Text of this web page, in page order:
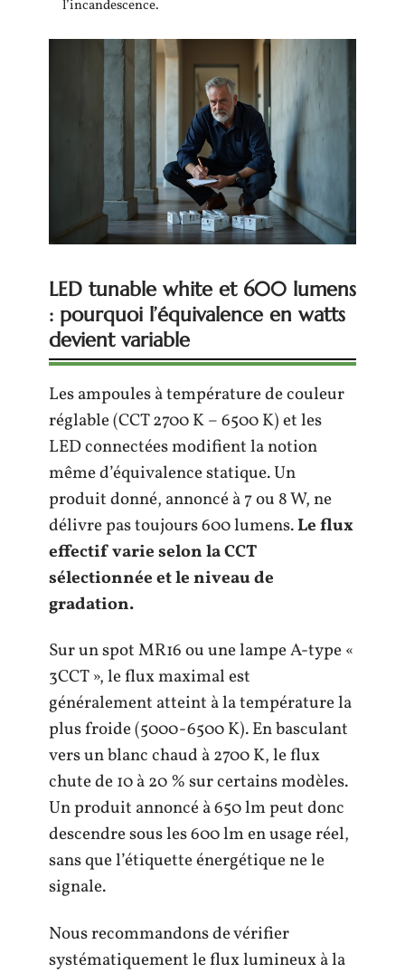
l’incandescence.
LED tunable white et 600 lumens
: pourquoi l’équivalence en watts
devient variable
Les ampoules à température de couleur
réglable (CCT 2700 K – 6500 K) et les
LED connectées modifient la notion
même d’équivalence statique. Un
produit donné, annoncé à 7 ou 8 W, ne
délivre pas toujours 600 lumens.Le flux
effectif varie selon la CCT
sélectionnée et le niveau de
gradation.
Sur un spot MR16 ou une lampe A-type «
3CCT », le flux maximal est
généralement atteint à la température la
plus froide (5000-6500 K). En basculant
vers un blanc chaud à 2700 K, le flux
chute de 10 à 20 % sur certains modèles.
Un produit annoncé à 650 lm peut donc
descendre sous les 600 lm en usage réel,
sans que l’étiquette énergétique ne le
signale.
Nous recommandons de vérifier
systématiquement le flux lumineux à la